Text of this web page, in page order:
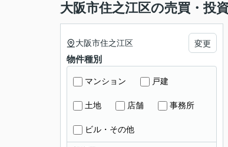
大阪市住之江区の売買・投
大阪市住之江区 変更
物件種別
マンション 戸建
土地 店舗 事務所
ビル・その他